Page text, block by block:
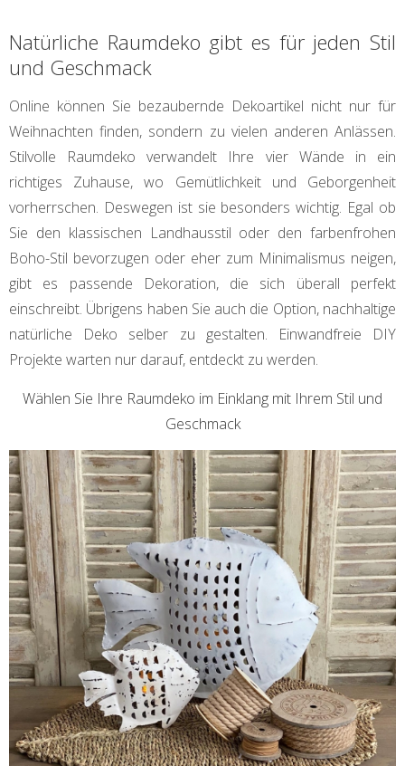
Natürliche Raumdeko gibt es für jeden Stil
und Geschmack
Online können Sie bezaubernde Dekoartikel nicht nur für
Weihnachten finden, sondern zu vielen anderen Anlässen.
Stilvolle Raumdeko verwandelt Ihre vier Wände in ein
richtiges Zuhause, wo Gemütlichkeit und Geborgenheit
vorherrschen. Deswegen ist sie besonders wichtig. Egal ob
Sie den klassischen Landhausstil oder den farbenfrohen
Boho-Stil bevorzugen oder eher zum Minimalismus neigen,
gibt es passende Dekoration, die sich überall perfekt
einschreibt. Übrigens haben Sie auch die Option, nachhaltige
natürliche Deko selber zu gestalten. Einwandfreie DIY
Projekte warten nur darauf, entdeckt zu werden.
Wählen Sie Ihre Raumdeko im Einklang mit Ihrem Stil und
Geschmack